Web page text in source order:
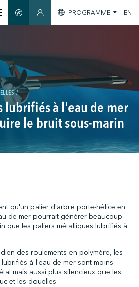
GUIDE INTELLIGENT
SECTION MEMBRES
PROGRAMME EN
lubrifiés à l'eau de mer
le bruit sous-marin
qu'un palier d'arbre porte-hélice en
de mer pourrait générer beaucoup
que les paliers métalliques lubrifiés à
des roulements en polymère, les
à l'eau de mer sont moins
mais aussi plus silencieux que les
et les douelles.